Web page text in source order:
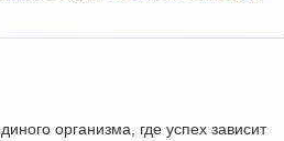
организма, где успех зависит